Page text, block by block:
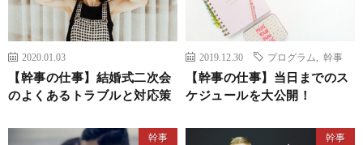
2020.01.03
【幹事の仕事】結婚式二次会
のよくあるトラブルと対応策
2019.12.30 プログラム 幹事
【幹事の仕事】当日までのス
ケジュールを大公開！
幹事 幹事